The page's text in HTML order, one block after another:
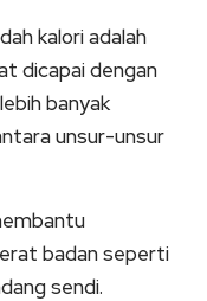
kalori adalah
dicapai dengan
banyak
unsur-unsur
badan seperti
sendi.